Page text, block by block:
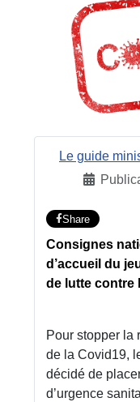
Le guide
Share
Consignes
d’accueil du
de lutte contre
Pour stopper la
de la Covid19,
décidé de
d’urgence